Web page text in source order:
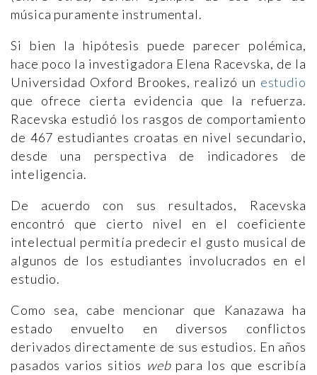
música puramente instrumental.
Si bien la hipótesis puede parecer polémica,
hace poco la investigadora Elena Racevska, de la
Universidad Oxford Brookes, realizó un estudio
que ofrece cierta evidencia que la refuerza.
Racevska estudió los rasgos de comportamiento
de 467 estudiantes croatas en nivel secundario,
desde una perspectiva de indicadores de
inteligencia.
De acuerdo con sus resultados, Racevska
encontró que cierto nivel en el coeficiente
intelectual permitía predecir el gusto musical de
algunos de los estudiantes involucrados en el
estudio.
Como sea, cabe mencionar que Kanazawa ha
estado envuelto en diversos conflictos
derivados directamente de sus estudios. En años
pasados varios sitios webpara los que escribía